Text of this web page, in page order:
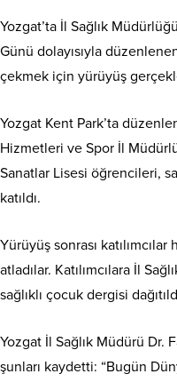
Yozgat’ta İl Sağlık
Günü dolayısıyla
çekmek için yürüyüş
Yozgat Kent Park’ta
Hizmetleri ve Spor İl
Sanatlar Lisesi öğrencileri,
katıldı.
Yürüyüş sonrası
atladılar. Katılımcılara İl
sağlıklı çocuk dergisi
Yozgat İl Sağlık Müdürü Dr.
şunları kaydetti: “Bugün